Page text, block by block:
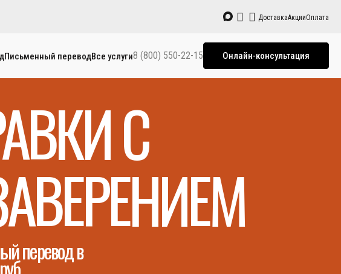
ДоставкаАкцииОплата
Письменный переводВсе услуги8 (800) 550-22-15 Онлайн-консультация
С
перевод в